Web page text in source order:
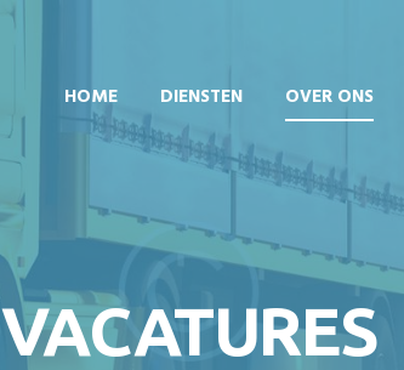
HOME DIENSTEN OVER ONS
VACATURES